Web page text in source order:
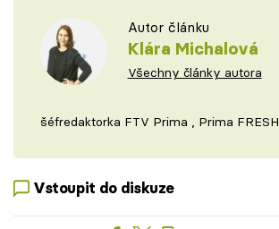
Autor článku
Klára Michalová
Všechny články autora
šéfredaktorka FTV Prima , Prima FRESH
Vstoupit do diskuze